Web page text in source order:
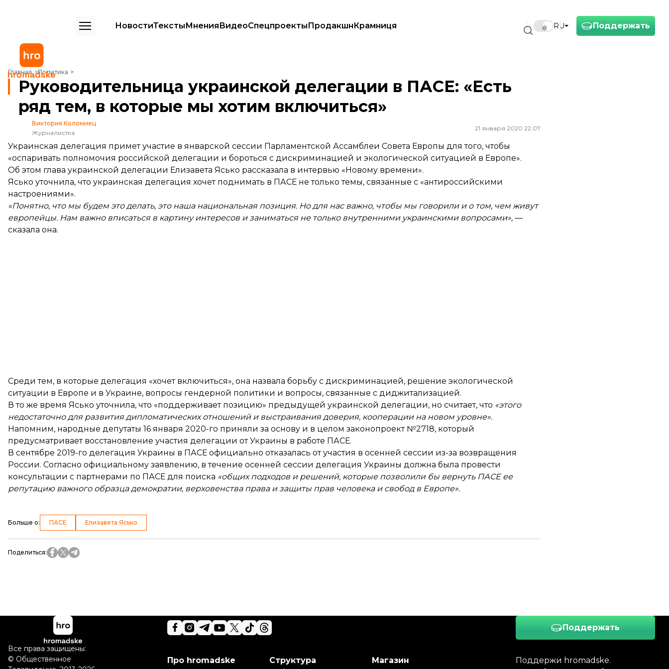
Поддержать
RU
НовостиТекстыМненияВидеоСпецпроектыПродакшнКрамниця
Главная Политика
Руководительница украинской делегации в ПАСЕ: «Есть ряд тем, в которые мы хотим включиться»
Руководительница украинской делегации в ПАСЕ: «Есть
ряд тем, в которые мы хотим включиться»
Виктория Коломиец
Журналистка
21 января 2020 22:07
Украинская делегация примет участие в январской сессии Парламентской Ассамблеи Совета Европы для того, чтобы
«оспаривать полномочия российской делегации и бороться с дискриминацией и экологической ситуацией в Европе».
Об этом глава украинской делегации Елизавета Ясько рассказала в интервью «Новому времени».
Ясько уточнила, что украинская делегация хочет поднимать в ПАСЕ не только темы, связанные с «антироссийскими
настроениями».
«Понятно, что мы будем это делать, это наша национальная позиция. Но для нас важно, чтобы мы говорили и о том, чем живут
европейцы. Нам важно вписаться в картину интересов и заниматься не только внутренними украинскими вопросами», —
сказала она.
Среди тем, в которые делегация «хочет включиться», она назвала борьбу с дискриминацией, решение экологической
ситуации в Европе и в Украине, вопросы гендерной политики и вопросы, связанные с диджитализацией.
В то же время Ясько уточнила, что «поддерживает позицию» предыдущей украинской делегации, но считает, что «этого
недостаточно для развития дипломатических отношений и выстраивания доверия, кооперации на новом уровне».
Напомним, народные депутаты 16 января 2020-го приняли за основу и в целом законопроект №2718, который
предусматривает восстановление участия делегации от Украины в работе ПАСЕ.
В сентябре 2019-го делегация Украины в ПАСЕ официально отказалась от участия в осенней сессии из-за возвращения
России. Согласно официальному заявлению, в течение осенней сессии делегация Украины должна была провести
консультации с партнерами по ПАСЕ для поиска «общих подходов и решений, которые позволили бы вернуть ПАСЕ ее
репутацию важного образца демократии, верховенства права и защиты прав человека и свобод в Европе».
Больше о: ПАСЕ Елизавета Ясько
Поделиться:
Поддержать
Поддержи hromadske.
Про hromadske
Структура
Магазин
Все права защищены:
© Общественное